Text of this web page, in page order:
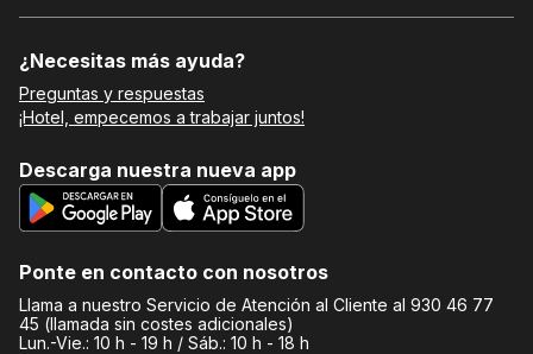
¿Necesitas más ayuda?
Preguntas y respuestas
¡Hotel, empecemos a trabajar juntos!
Descarga nuestra nueva app
Ponte en contacto con nosotros
Llama a nuestro Servicio de Atención al Cliente al 930 46 77
45 (llamada sin costes adicionales)
Lun.-Vie.: 10 h - 19 h / Sáb.: 10 h - 18 h